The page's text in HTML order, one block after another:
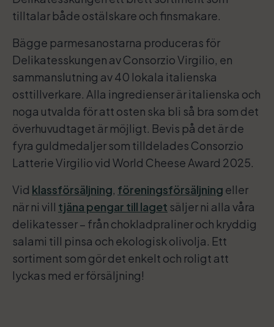
tilltalar både ostälskare och finsmakare.
Bägge parmesanostarna produceras för
Delikatesskungen av Consorzio Virgilio, en
sammanslutning av 40 lokala italienska
osttillverkare. Alla ingredienser är italienska och
noga utvalda för att osten ska bli så bra som det
överhuvudtaget är möjligt. Bevis på det är de
fyra guldmedaljer som tilldelades Consorzio
Latterie Virgilio vid World Cheese Award 2025.
Vid klassförsäljning, föreningsförsäljning eller
när ni vill tjäna pengar till laget säljer ni alla våra
delikatesser – från chokladpraliner och kryddig
salami till pinsa och ekologisk olivolja. Ett
sortiment som gör det enkelt och roligt att
lyckas med er försäljning!